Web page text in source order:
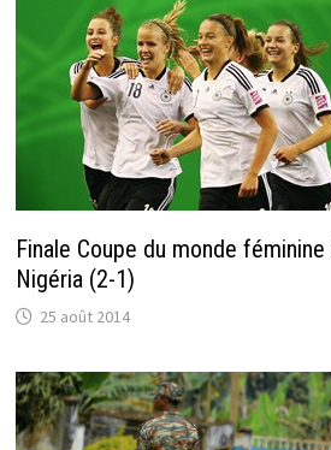
Finale Coupe du monde
Nigéria (2-1)
25 août 2014